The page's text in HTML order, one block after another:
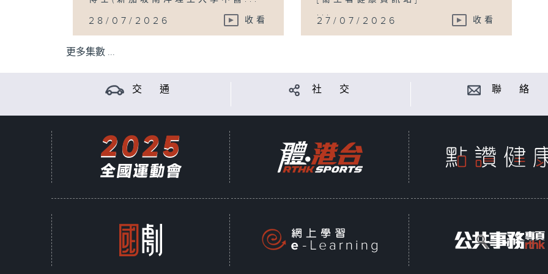
28/07/2026 收看
...
27/07/2026 收看
更多集數 ...
交 通 社 交 聯 絡